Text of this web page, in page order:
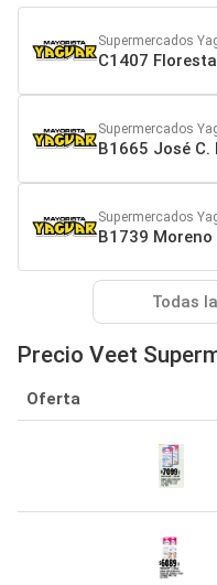
Supermercados
C1407 Floresta
Supermercados
B1665 José C.
Supermercados
B1739 Moreno
Todas
Precio Veet
Oferta